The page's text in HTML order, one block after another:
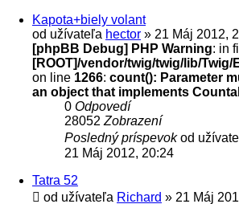
Kapota+biely volant
od užívateľa hector » 21 Máj 2012,
[phpBB Debug] PHP Warning: in
[ROOT]/vendor/twig/twig/lib/
on line 1266: count(): Parameter
an object that implements
0 Odpovedí
28052 Zobrazení
Posledný príspevokod
21 Máj 2012, 20:24
Tatra 52
od užívateľa Richard » 21 Máj